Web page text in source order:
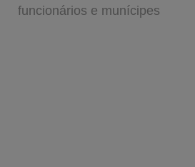
funcionários e munícipes